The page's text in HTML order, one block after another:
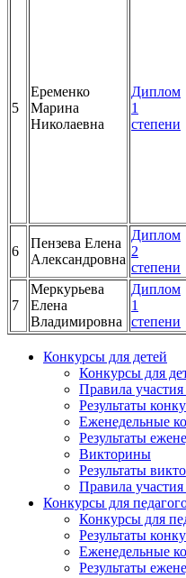
5
Еременко
Марина
Николаевна
Диплом
1
степени
6
Пензева Елена
Александровна
Диплом
2
степени
7
Меркурьева
Елена
Владимировна
Диплом
1
степени
Конкурсы для детей
Конкурсы для
Правила
Результаты
Еженедельные
Результаты
Викторины
Результаты
Правила
Конкурсы для
Конкурсы для
Результаты
Еженедельные
Результаты